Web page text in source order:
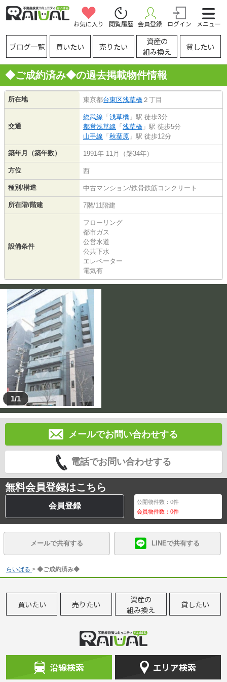
お気に入り 閲覧履歴 会員登録 ログイン メニュー
ブログ一覧 買いたい 売りたい
資産の
組み換え
貸したい
◆ご成約済み◆の過去掲載物件情報
所在地 東京都台東区浅草橋 ２丁目
交通
総武線 「浅草橋 」駅 徒歩3分
都営浅草線 「浅草橋 」駅 徒歩5分
山手線 「秋葉原 」駅 徒歩12分
築年月（築年数） 1991年 11月（築34年）
方位 西
種別/構造 中古マンション/鉄骨鉄筋コンクリート
所在階/階建 7階/11階建
設備条件
フローリング
都市ガス
公営水道
公共下水
エレベーター
電気有
1/1
メールでお問い合わせする
電話でお問い合わせする
無料会員登録はこちら
会員登録 公開物件数：0件
会員物件数：0件
メールで共有する LINEで共有する
らいばる > ◆ご成約済み◆
買いたい 売りたい
資産の
組み換え
貸したい
沿線検索 エリア検索